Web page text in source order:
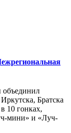
объединил
Братска
10 гонках,
мини» и «Луч-